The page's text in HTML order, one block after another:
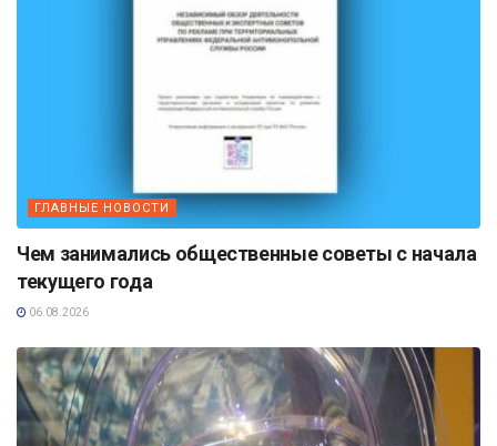
ГЛАВНЫЕ НОВОСТИ
Чем занимались общественные советы с начала
текущего года
06.08.2026